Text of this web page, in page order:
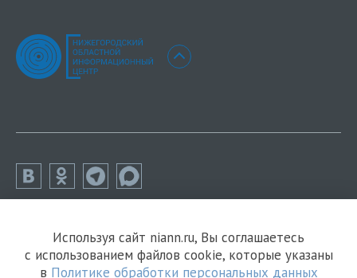
Используя сайт niann.ru, Вы соглашаетесь
с использованием файлов cookie, которые указаны
в Политике обработки персональных данных